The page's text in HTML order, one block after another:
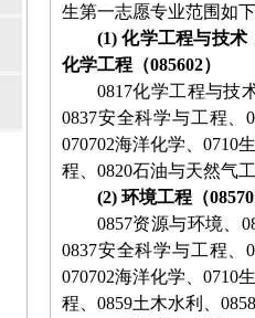
生第一志愿专业范围如
(1)化学工程与技术
化学工程（085602）
0817化学工程与技
0837安全科学与工程、
070702海洋化学、 0710
程、 0820石油与天然气
(2)环境工程（
0857资源与环境、
0837安全科学与工程、
070702海洋化学、 0710
程、 0859土木水利、 0858